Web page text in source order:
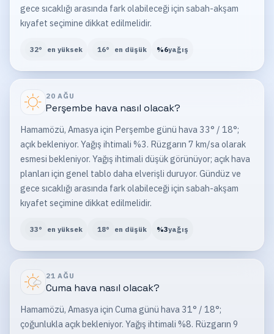
gece sıcaklığı arasında fark olabileceği için sabah-akşam
kıyafet seçimine dikkat edilmelidir.
32° en yüksek 16° en düşük %6yağış
20 AĞU
Perşembe hava nasıl olacak?
Hamamözü, Amasya için Perşembe günü hava 33° / 18°;
açık bekleniyor. Yağış ihtimali %3. Rüzgarın 7 km/sa olarak
esmesi bekleniyor. Yağış ihtimali düşük görünüyor; açık hava
planları için genel tablo daha elverişli duruyor. Gündüz ve
gece sıcaklığı arasında fark olabileceği için sabah-akşam
kıyafet seçimine dikkat edilmelidir.
33° en yüksek 18° en düşük %3yağış
21 AĞU
Cumahava nasıl olacak?
Hamamözü, Amasya için Cuma günü hava 31° / 18°;
çoğunlukla açık bekleniyor. Yağış ihtimali %8. Rüzgarın 9